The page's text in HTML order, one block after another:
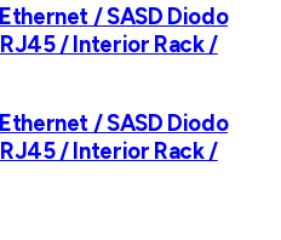
/ SASD Diodo
/ Interior Rack /
/ SASD Diodo
/ Interior Rack /